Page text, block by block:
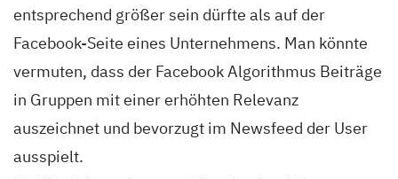
entsprechend größer sein dürfte als auf der
Facebook-Seite eines Unternehmens. Man könnte
vermuten, dass der Facebook Algorithmus Beiträge
in Gruppen mit einer erhöhten Relevanz
auszeichnet und bevorzugt im Newsfeed der User
ausspielt.